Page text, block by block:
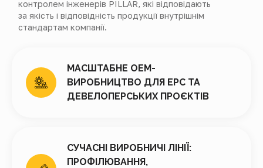
контролем інженерів PILLAR, які відповідають
за якість і відповідність продукції внутрішнім
стандартам компанії.
МАСШТАБНЕ OEM-
ВИРОБНИЦТВО ДЛЯ EPC ТА
ДЕВЕЛОПЕРСЬКИХ ПРОЄКТІВ
СУЧАСНІ ВИРОБНИЧІ ЛІНІЇ:
ПРОФІЛЮВАННЯ,